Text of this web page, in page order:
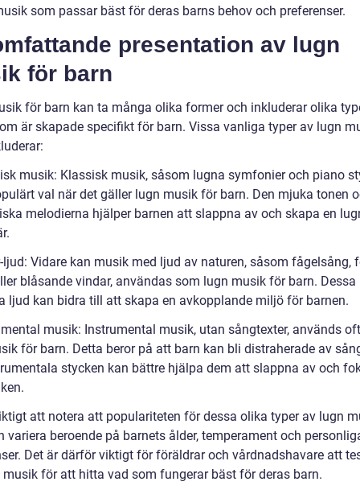
som passar bäst för deras barns behov och preferenser.
presentation av lugn
för barn
för barn kan ta många olika former och inkluderar olika
är skapade specifikt för barn. Vissa vanliga typer av lugn
musik: Klassisk musik, såsom lugna symfonier och piano
val när det gäller lugn musik för barn. Den mjuka tonen
melodierna hjälper barnen att slappna av och skapa en
ljud: Vidare kan musik med ljud av naturen, såsom fågelsång,
blåsande vindar, användas som lugn musik för barn. Dessa
ljud kan bidra till att skapa en avkopplande miljö för barnen.
musik: Instrumental musik, utan sångtexter, används
för barn. Detta beror på att barn kan bli distraherade av
stycken kan bättre hjälpa dem att slappna av och
att notera att populariteten för dessa olika typer av lugn
variera beroende på barnets ålder, temperament och
Det är därför viktigt för föräldrar och vårdnadshavare att
musik för att hitta vad som fungerar bäst för deras barn.